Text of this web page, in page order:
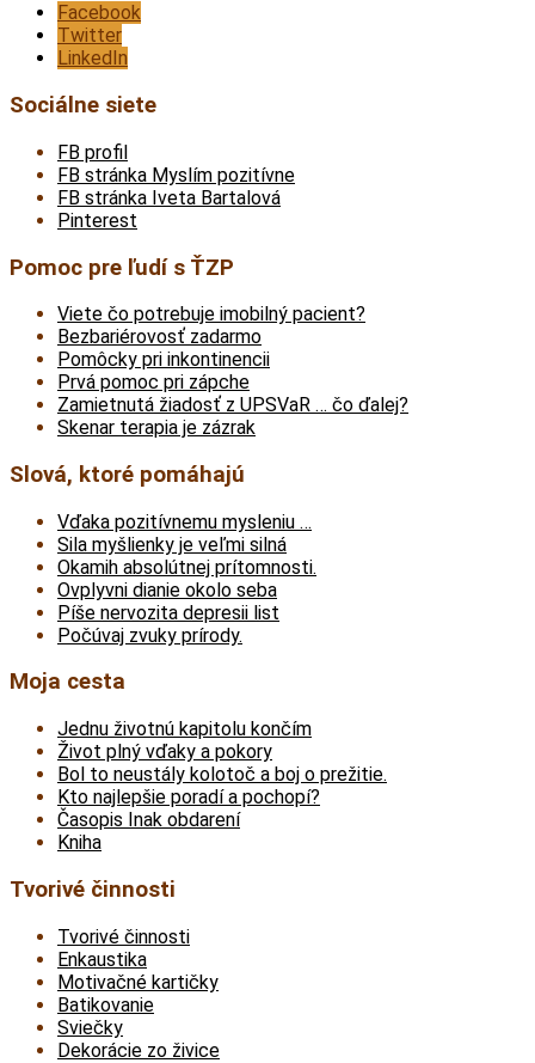
Facebook
Twitter
LinkedIn
Sociálne siete
FB profil
FB stránka Myslím pozitívne
FB stránka Iveta Bartalová
Pinterest
Pomoc pre ľudí s ŤZP
Viete čo potrebuje imobilný pacient?
Bezbariérovosť zadarmo
Pomôcky pri inkontinencii
Prvá pomoc pri zápche
Zamietnutá žiadosť z UPSVaR … čo ďalej?
Skenar terapia je zázrak
Slová, ktoré pomáhajú
Vďaka pozitívnemu mysleniu …
Sila myšlienky je veľmi silná
Okamih absolútnej prítomnosti.
Ovplyvni dianie okolo seba
Píše nervozita depresii list
Počúvaj zvuky prírody.
Moja cesta
Jednu životnú kapitolu končím
Život plný vďaky a pokory
Bol to neustály kolotoč a boj o prežitie.
Kto najlepšie poradí a pochopí?
Časopis Inak obdarení
Kniha
Tvorivé činnosti
Tvorivé činnosti
Enkaustika
Motivačné kartičky
Batikovanie
Sviečky
Dekorácie zo živice